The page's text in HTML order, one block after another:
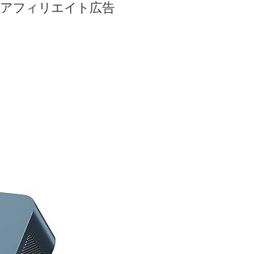
アフィリエイト広告